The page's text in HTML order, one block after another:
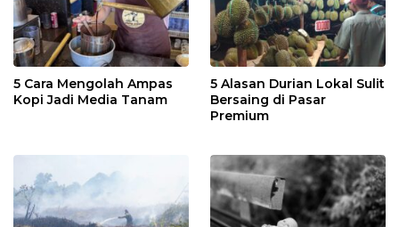
5 Cara Mengolah Ampas
Kopi Jadi Media Tanam
5 Alasan Durian Lokal Sulit
Bersaing di Pasar
Premium